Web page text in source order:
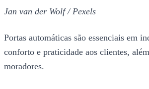
Jan van der Wolf / Pexels
Portas automáticas são essenciais em
conforto e praticidade aos clientes,
moradores.